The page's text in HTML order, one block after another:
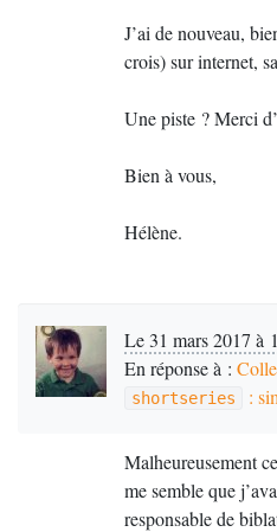
J’ai de nouveau,
crois) sur internet,
Une piste ? Merci
Bien à vous,
Hélène.
Le 31 mars 2017 à
En réponse à :
shortseries :
Malheureusement
me semble que
responsable de